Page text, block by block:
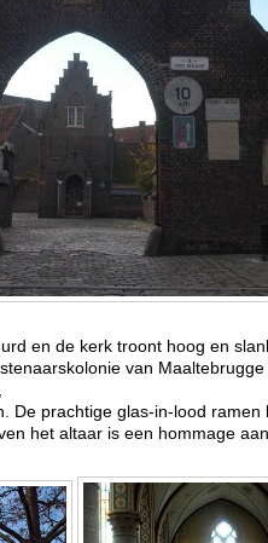
en de kerk troont hoog en
van
De prachtige glas-in-lood ramen
het altaar is een hommage